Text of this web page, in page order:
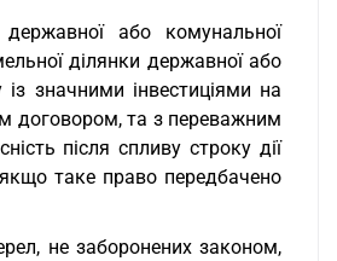
або комунальної
ділянки державної або
із значними інвестиціями на
договором, та з переважним
після спливу строку дії
якщо таке право передбачено
не заборонених законом,